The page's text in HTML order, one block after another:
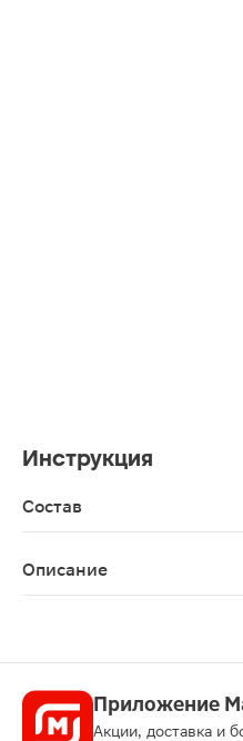
Инструкция
Состав
Описание
Приложение
Акции, доставка и